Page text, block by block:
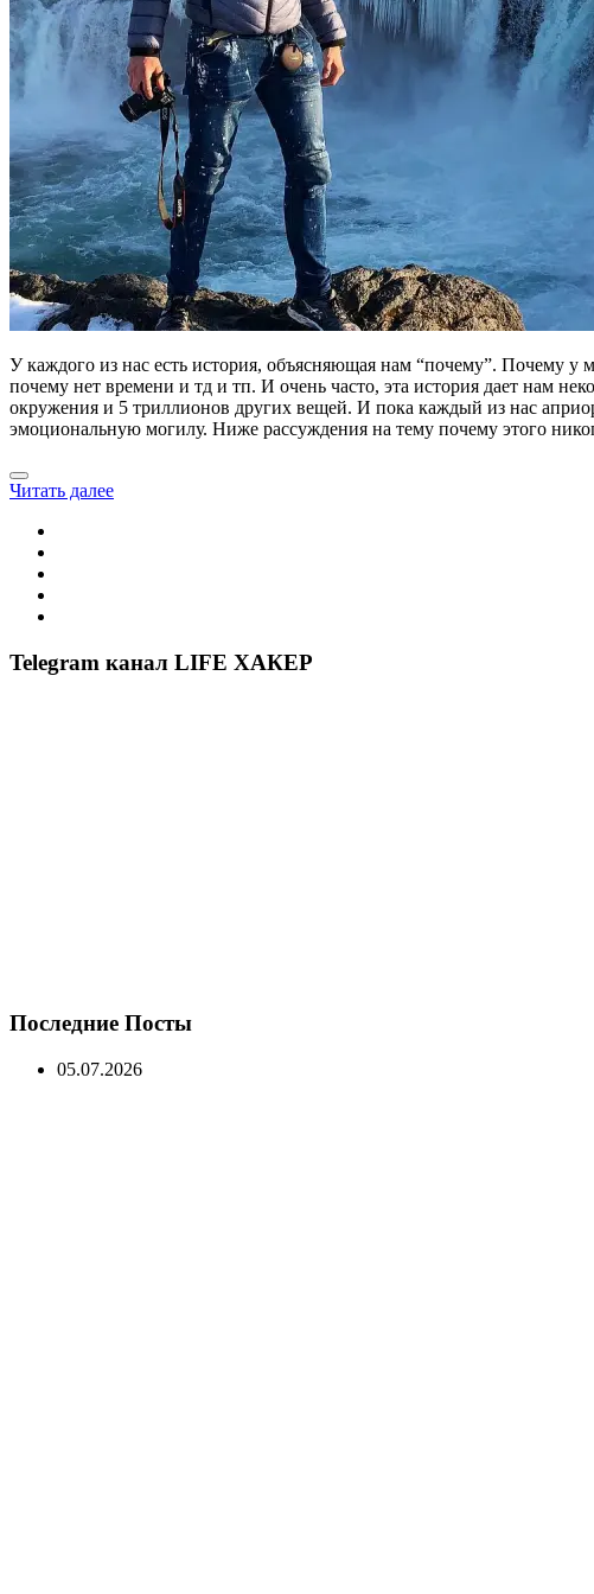
У каждого из нас есть история, объясняющая нам “почему”. Почему у
почему нет времени и тд и тп. И очень часто, эта история дает нам
окружения и 5 триллионов других вещей. И пока каждый из нас
эмоциональную могилу. Ниже рассуждения на тему почему этого
Читать далее
Telegram канал LIFE ХАКЕР
Последние Посты
05.07.2026